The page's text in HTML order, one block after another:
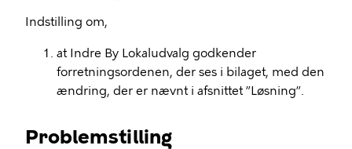
Indstilling om,
at Indre By Lokaludvalg godkender
forretningsordenen, der ses i bilaget, med den
ændring, der er nævnt i afsnittet ”Løsning”.
Problemstilling